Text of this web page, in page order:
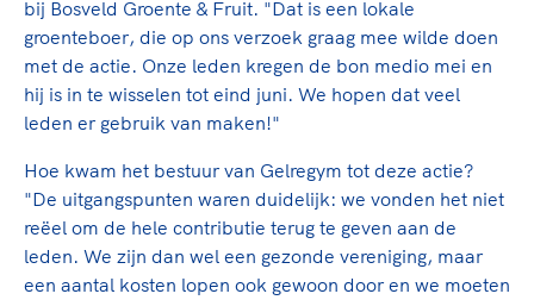
bij Bosveld Groente & Fruit. "Dat is een lokale
groenteboer, die op ons verzoek graag mee wilde doen
met de actie. Onze leden kregen de bon medio mei en
hij is in te wisselen tot eind juni. We hopen dat veel
leden er gebruik van maken!"
Hoe kwam het bestuur van Gelregym tot deze actie?
"De uitgangspunten waren duidelijk: we vonden het niet
reëel om de hele contributie terug te geven aan de
leden. We zijn dan wel een gezonde vereniging, maar
een aantal kosten lopen ook gewoon door en we moeten